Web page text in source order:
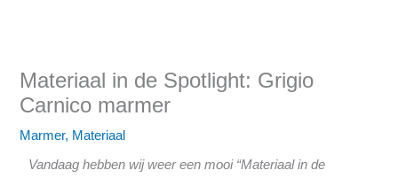
Materiaal in de Spotlight: Grigio
Carnico marmer
Marmer, Materiaal
Vandaag hebben wij weer een mooi “Materiaal in de